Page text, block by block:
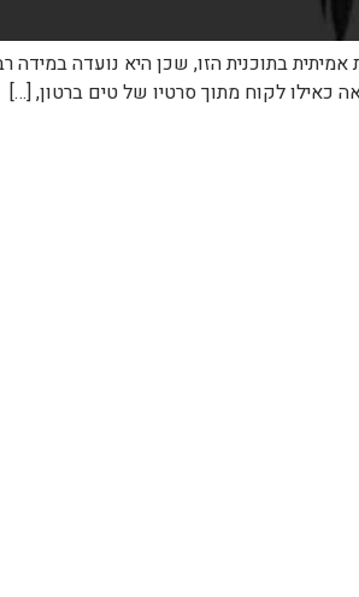
בתוכנית הזו, שכן היא נועדה במידה
כאילו לקוח מתוך סרטיו של טים ברטון, […]